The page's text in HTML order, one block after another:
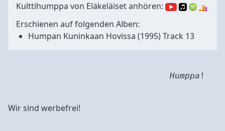
Kulttihumppa von Eläkeläiset anhören:
Erschienen auf folgenden Alben:
Humpan Kuninkaan Hovissa (1995) Track 13
Humppa !
Wir sind werbefrei!